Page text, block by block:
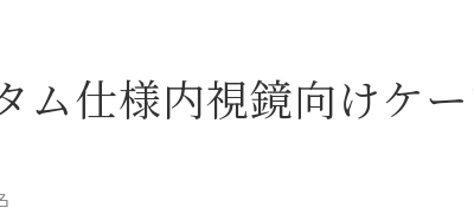
ム仕様内視鏡向けケ